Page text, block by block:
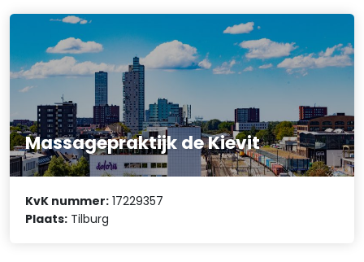
Massagepraktijk de Kievit
KvK nummer: 17229357
Plaats: Tilburg